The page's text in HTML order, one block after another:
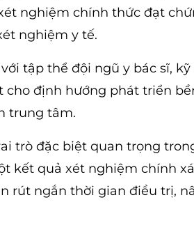
nghiệm chính thức đạt
nghiệm y tế.
tập thể đội ngũ y bác sĩ,
định hướng phát triển
trung tâm.
trò đặc biệt quan trọng
kết quả xét nghiệm chính
rút ngắn thời gian điều trị,